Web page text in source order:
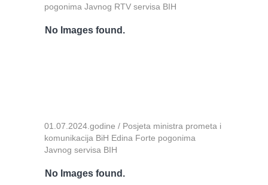
pogonima Javnog RTV servisa BIH
No Images found.
01.07.2024.godine / Posjeta ministra prometa i
komunikacija BiH Edina Forte pogonima
Javnog servisa BIH
No Images found.